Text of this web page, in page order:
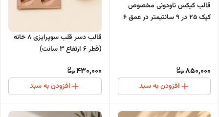
قالب کیکس ناودونی مخصوص
کیک 25 در 9 سانتیمتر در عمق 6
850,000
افزودن به سبد
قالب دسر قلب سوپرایزی ۸ خانه
(قطر ۶ ارتفاع ۳ سانت)
430,000
افزودن به سبد